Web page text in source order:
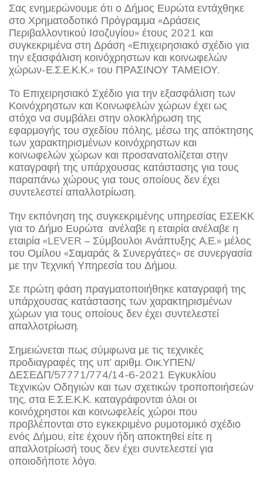
Σας ενημερώνουμε ότι ο Δήμος Ευρώτα εντάχθηκε
στο Χρηματοδοτικό Πρόγραμμα «Δράσεις
Περιβαλλοντικού Ισοζυγίου» έτους 2021 και
συγκεκριμένα στη Δράση «Επιχειρησιακό σχέδιο για
την εξασφάλιση κοινόχρηστων και κοινωφελών
χώρων-Ε.Σ.Ε.Κ.Κ.» του ΠΡΑΣΙΝΟΥ ΤΑΜΕΙΟΥ.
Το Επιχειρησιακό Σχέδιο για την εξασφάλιση των
Κοινόχρηστων και Κοινωφελών χώρων έχει ως
στόχο να συμβάλει στην ολοκλήρωση της
εφαρμογής του σχεδίου πόλης, μέσω της απόκτησης
των χαρακτηρισμένων κοινόχρηστων και
κοινωφελών χώρων και προσανατολίζεται στην
καταγραφή της υπάρχουσας κατάστασης για τους
παραπάνω χώρους για τους οποίους δεν έχει
συντελεστεί απαλλοτρίωση.
Την εκπόνηση της συγκεκριμένης υπηρεσίας ΕΣΕΚΚ
για το Δήμο Ευρώτα ανέλαβε η εταιρία ανέλαβε η
εταιρία «LEVER – Σύμβουλοι Ανάπτυξης Α.Ε.» μέλος
του Ομίλου «Σαμαράς & Συνεργάτες» σε συνεργασία
με την Τεχνική Υπηρεσία του Δήμου.
Σε πρώτη φάση πραγματοποιήθηκε καταγραφή της
υπάρχουσας κατάστασης των χαρακτηρισμένων
χώρων για τους οποίους δεν έχει συντελεστεί
απαλλοτρίωση.
Σημειώνεται πως σύμφωνα με τις τεχνικές
προδιαγραφές της υπ’ αριθμ. Οικ.ΥΠΕΝ/
ΔΕΣΕΔΠ/57771/774/14-6-2021 Εγκυκλίου
Τεχνικών Οδηγιών και των σχετικών τροποποιήσεών
της, στα Ε.Σ.Ε.Κ.Κ. καταγράφονται όλοι οι
κοινόχρηστοι και κοινωφελείς χώροι που
προβλέπονται στο εγκεκριμένο ρυμοτομικό σχέδιο
ενός Δήμου, είτε έχουν ήδη αποκτηθεί είτε η
απαλλοτρίωσή τους δεν έχει συντελεστεί για
οποιοδήποτε λόγο.